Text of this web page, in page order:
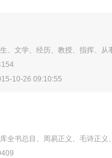
、文学、经历、教授、指挥、
10-26 09:10:55
全书总目、周易正义、毛诗正